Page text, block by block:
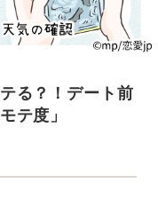
る？！デート前
テ度」